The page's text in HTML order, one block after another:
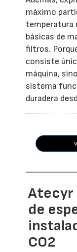
máximo
temperatura
básicas de
filtros.
consiste
máquina,
sistema
duradera
Atecyr
de
CO2